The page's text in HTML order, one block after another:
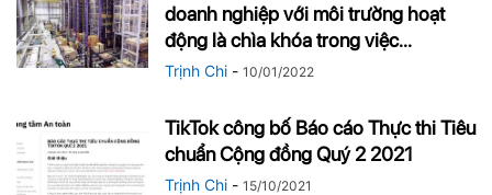
doanh nghiệp với môi trường hoạt
động là chìa khóa trong việc...
Trịnh Chi - 10/01/2022
TikTok công bố Báo cáo Thực thi Tiêu
chuẩn Cộng đồng Quý 2 2021
Trịnh Chi - 15/10/2021